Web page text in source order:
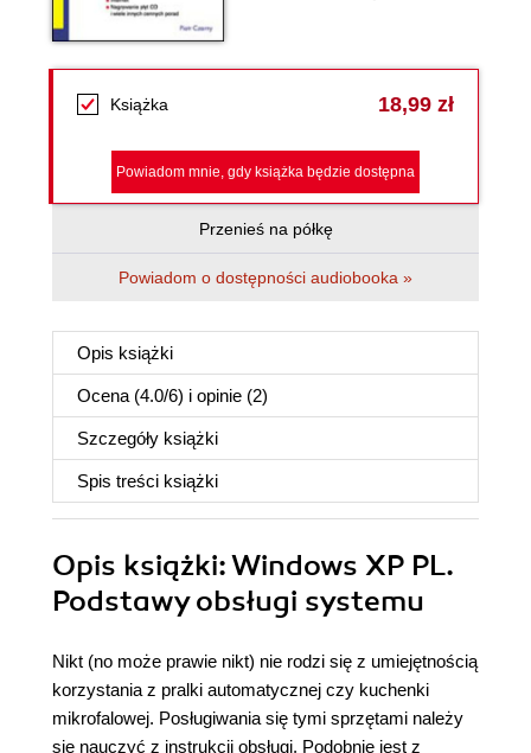
Książka 18,99 zł
Powiadom mnie, gdy książka będzie dostępna
Przenieś na półkę
Powiadom o dostępności audiobooka »
Opis książki
Ocena (4.0/6) i opinie (2)
Szczegóły książki
Spis treści książki
Opis książki: Windows XP PL.
Podstawy obsługi systemu
Nikt (no może prawie nikt) nie rodzi się z umiejętnością
korzystania z pralki automatycznej czy kuchenki
mikrofalowej. Posługiwania się tymi sprzętami należy
się nauczyć z instrukcji obsługi. Podobnie jest z